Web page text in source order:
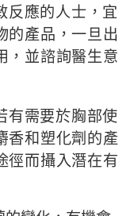
反應的人士，宜
的產品，一旦出
，並諮詢醫生意
有需要於胸部使
香和塑化劑的產
徑而攝入潛在有